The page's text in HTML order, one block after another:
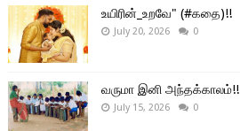
உயிரின்_உறவே" (#கதை)!!
July 20, 2026 0
வருமா இனி அந்தக்காலம்!!
July 15, 2026 0